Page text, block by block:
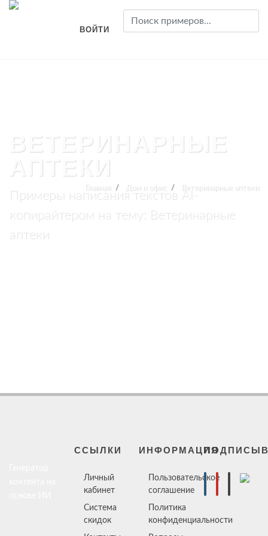
ВОЙТИ
ВЕТЕРИНАРНЫЕ
АПТЕКИ
Примеры написания текстов AI-
копирайтером на тему: Ветеринарные
аптеки
Главная Дом и офис Ветеринарные аптеки
ССЫЛКИ
Личный
кабинет
Система
скидок
ИНФОРМАЦИЯ
Пользовательское
соглашение
Политика
конфиденциальности